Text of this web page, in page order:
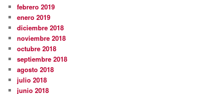
febrero 2019
enero 2019
diciembre 2018
noviembre 2018
octubre 2018
septiembre 2018
agosto 2018
julio 2018
junio 2018